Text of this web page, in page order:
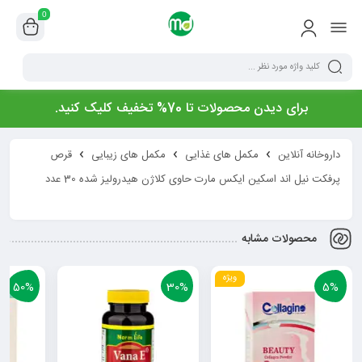
0
برای دیدن محصولات تا 70% تخفیف کلیک کنید.
داروخانه آنلاین مکمل های غذایی مکمل های زیبایی
قرص
پرفکت نیل اند اسکین ایکس مارت حاوی کلاژن هیدرولیز شده 30 عدد
محصولات مشابه
ویژه 5%
30%
50%